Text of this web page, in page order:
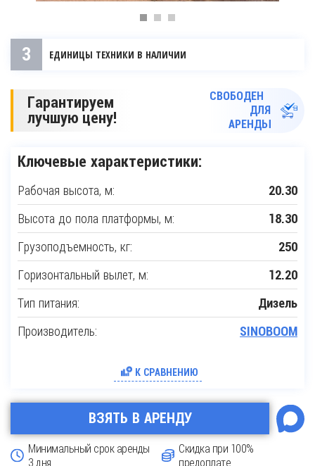
Ключевые характеристики:
Рабочая высота, м: 20.30
Высота до пола платформы, м: 18.30
Грузоподъемность, кг: 250
Горизонтальный вылет, м: 12.20
Тип питания: Дизель
Производитель: SINOBOOM
К СРАВНЕНИЮ
ВЗЯТЬ В АРЕНДУ
Минимальный срок аренды
3 дня
Скидка при 100%
предоплате
3 ЕДИНИЦЫ ТЕХНИКИ В НАЛИЧИИ
Гарантируем
лучшую цену!
СВОБОДЕН
ДЛЯ
АРЕНДЫ